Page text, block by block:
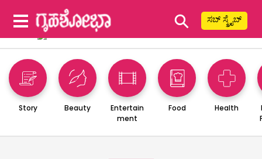
⚲ ಸಬ್ ಸ್ಕ್ರೈಬ್
Story Beauty
Entertain
ment
Food Health